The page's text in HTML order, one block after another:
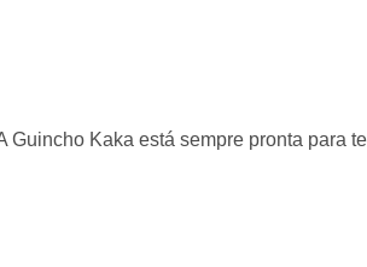
Guincho Kaka está sempre pronta para